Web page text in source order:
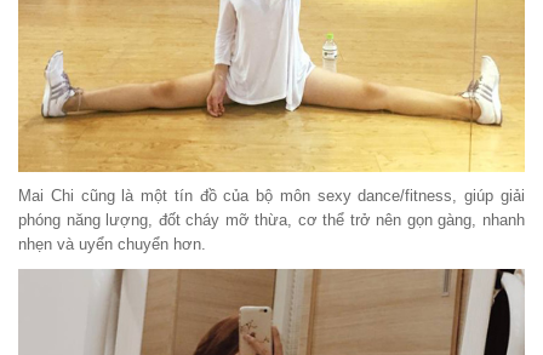
Mai Chi cũng là một tín đồ của bộ môn sexy dance/fitness, giúp giải
phóng năng lượng, đốt cháy mỡ thừa, cơ thể trở nên gọn gàng, nhanh
nhẹn và uyển chuyển hơn.